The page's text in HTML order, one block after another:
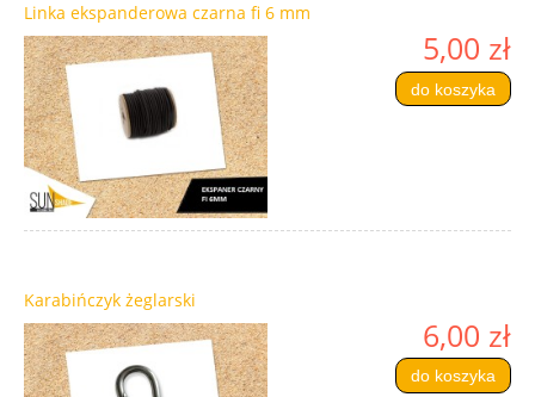
Linka ekspanderowa czarna fi 6 mm
5,00 zł
do koszyka
Karabińczyk żeglarski
6,00 zł
do koszyka